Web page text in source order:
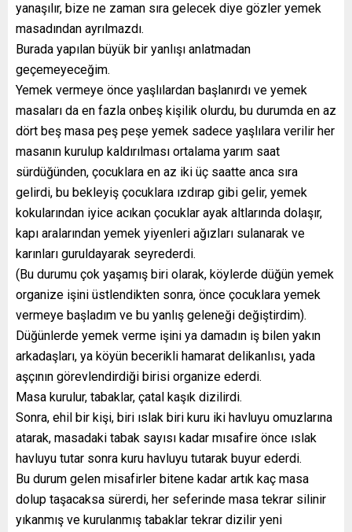
yanaşılır, bize ne zaman sıra gelecek diye gözler yemek
masadından ayrılmazdı.
Burada yapılan büyük bir yanlışı anlatmadan
geçemeyeceğim.
Yemek vermeye önce yaşlılardan başlanırdı ve yemek
masaları da en fazla onbeş kişilik olurdu, bu durumda en az
dört beş masa peş peşe yemek sadece yaşlılara verilir her
masanın kurulup kaldırılması ortalama yarım saat
sürdüğünden, çocuklara en az iki üç saatte anca sıra
gelirdi, bu bekleyiş çocuklara ızdırap gibi gelir, yemek
kokularından iyice acıkan çocuklar ayak altlarında dolaşır,
kapı aralarından yemek yiyenleri ağızları sulanarak ve
karınları guruldayarak seyrederdi.
(Bu durumu çok yaşamış biri olarak, köylerde düğün yemek
organize işini üstlendikten sonra, önce çocuklara yemek
vermeye başladım ve bu yanlış geleneği değiştirdim).
Düğünlerde yemek verme işini ya damadın iş bilen yakın
arkadaşları, ya köyün becerikli hamarat delikanlısı, yada
aşçının görevlendirdiği birisi organize ederdi.
Masa kurulur, tabaklar, çatal kaşık dizilirdi.
Sonra, ehil bir kişi, biri ıslak biri kuru iki havluyu omuzlarına
atarak, masadaki tabak sayısı kadar mısafire önce ıslak
havluyu tutar sonra kuru havluyu tutarak buyur ederdi.
Bu durum gelen misafirler bitene kadar artık kaç masa
dolup taşacaksa sürerdi, her seferinde masa tekrar silinir
yıkanmış ve kurulanmış tabaklar tekrar dizilir yeni